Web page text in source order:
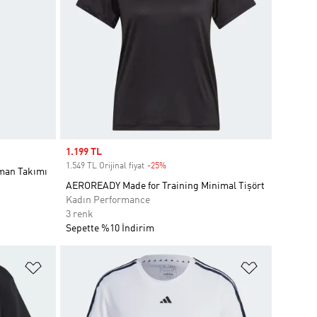
Takımı
Sale price
1.199 TL
1.549 TL Orijinal fiyat -25%Discount
AEROREADY Made for Training Minimal Tişört
Kadın Performance
3 renk
Sepette %10 İndirim
Favori Listesine Ekle